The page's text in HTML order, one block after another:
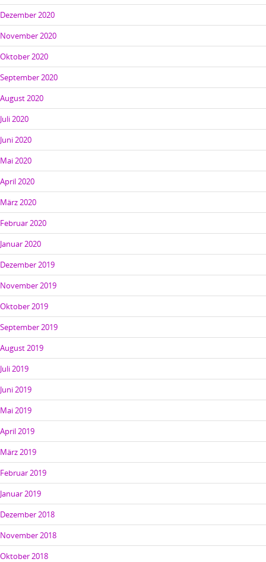
Dezember 2020
November 2020
Oktober 2020
September 2020
August 2020
Juli 2020
Juni 2020
Mai 2020
April 2020
März 2020
Februar 2020
Januar 2020
Dezember 2019
November 2019
Oktober 2019
September 2019
August 2019
Juli 2019
Juni 2019
Mai 2019
April 2019
März 2019
Februar 2019
Januar 2019
Dezember 2018
November 2018
Oktober 2018